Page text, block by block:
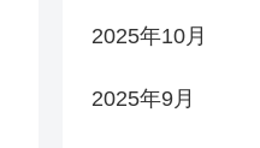
2025年10月
2025年9月